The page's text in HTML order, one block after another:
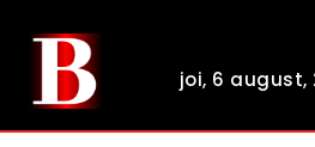
joi, 6 august,